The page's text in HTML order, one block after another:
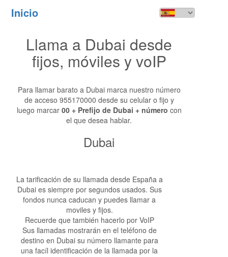
Inicio
Llama a Dubai desde
fijos, móviles y voIP
Para llamar barato a Dubai marca nuestro número
de acceso 955170000 desde su celular o fijo y
luego marcar 00 + Prefijo de Dubai + número con
el que desea hablar.
Dubai
La tarificación de su llamada desde España a
Dubai es siempre por segundos usados. Sus
fondos nunca caducan y puedes llamar a
moviles y fijos.
Recuerde que también hacerlo por VoIP
Sus llamadas mostrarán en el teléfono de
destino en Dubai su número llamante para
una facíl identificación de la llamada por la